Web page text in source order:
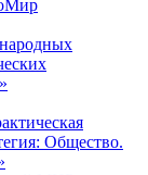
Общество.